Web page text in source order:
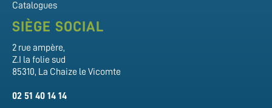
Catalogues
SIÈGE SOCIAL
2 rue ampère,
Z.I la folie sud
85310, La Chaize le Vicomte
02 51 40 14 14